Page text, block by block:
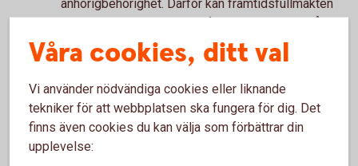
anhörigbehörighet. Därför kan framtidsfullmakten
innebära en trygghet även för dina anhöriga. Då vet
de direkt - om du blir beslutsoförmögen - vem
eller vilka som har ansvar för dina personliga och
eller förvaltare upphör ofta helt.
En extra trygghet
En vanlig fullmakt riskerar att förlora sin giltighet
Våra cookies, ditt val
Vi använder nödvändiga cookies eller liknande
tekniker för att webbplatsen ska fungera för dig. Det
finns även cookies du kan välja som förbättrar din
upplevelse: